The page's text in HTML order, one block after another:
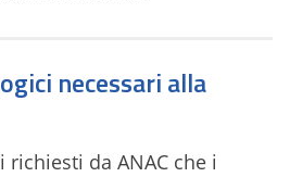
necessari alla
da ANAC che i